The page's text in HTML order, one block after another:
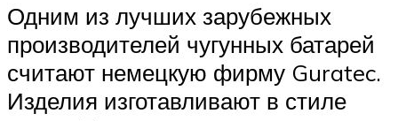
Одним из лучших зарубежных
производителей чугунных батарей
считают немецкую фирму Guratec.
Изделия изготавливают в стиле